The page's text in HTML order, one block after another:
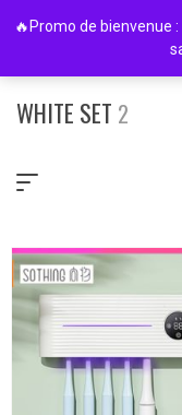
WHITE SET 2
🔥Promo de bienvenue :